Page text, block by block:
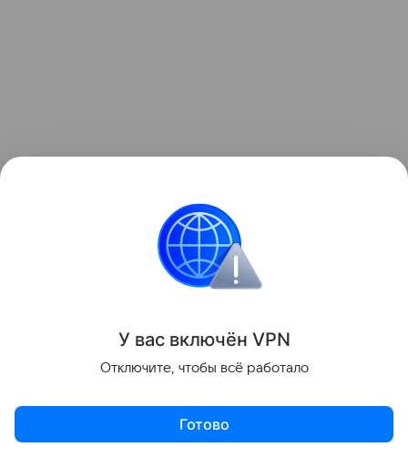
«Повышение стоимости — это речь идет
о дорогих машинах мощностью 160 л.с.
Затрагивает граждан в основном в крупных
городах с хорошими доходами. Связана мера
для технологического развития. Косвенно это
поддерживает отечественный автопром», —
«Данная информация носит исключительно
У вас включён VPN
Отключите, чтобы всё работало
Готово